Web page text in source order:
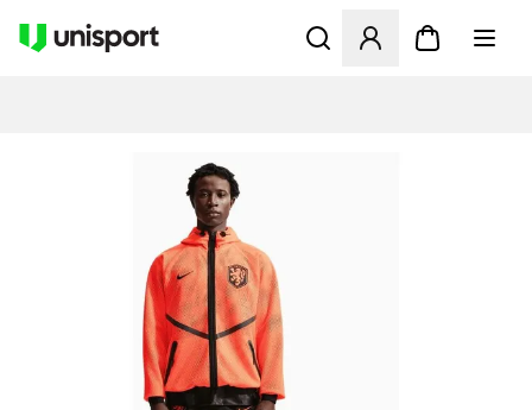
Åbner en Modal til at